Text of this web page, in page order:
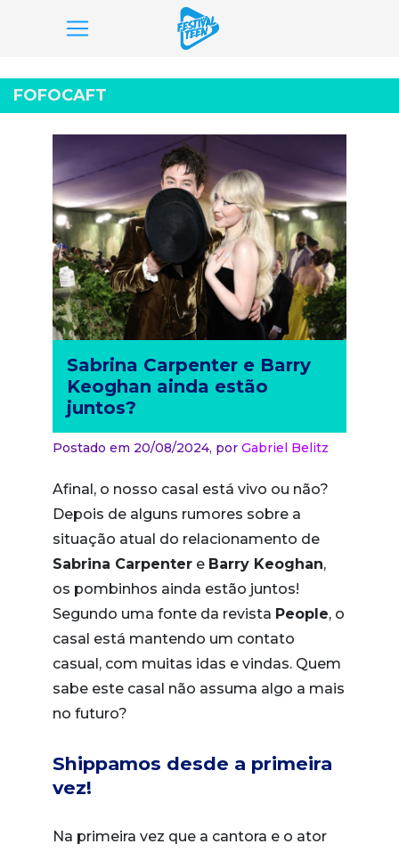
para
o
conteúdo
FOFOCAFT
Sabrina Carpenter e Barry
Keoghan ainda estão
juntos?
Postado em 20/08/2024, por Gabriel Belitz
Afinal, o nosso casal está vivo ou não?
Depois de alguns rumores sobre a
situação atual do relacionamento de
Sabrina Carpenter e Barry Keoghan,
os pombinhos ainda estão juntos!
Segundo uma fonte da revista People, o
casal está mantendo um contato
casual, com muitas idas e vindas. Quem
sabe este casal não assuma algo a mais
no futuro?
Shippamos desde a primeira
vez!
Na primeira vez que a cantora e o ator